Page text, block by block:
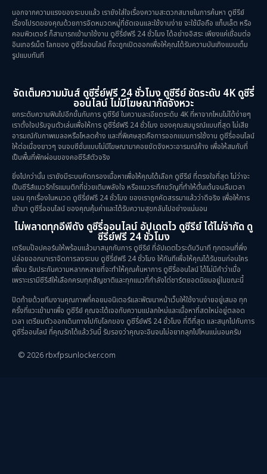
Psychological จิตวิทยา (28)
Revenge
Romance โรแมนติก
Sci-Fi วิทยาศาสตร์ (5)
Science (1)
Social Issues สังคม (25)
Spy (3)
Supernatural เหนือธรรมชาติ (49)
survival เอาตัวรอด (23)
Thriller ระทึกขวัญ (84)
Uncategorized (1)
War สงคราม
นอกจากความแรงของระบบแล้ว เรายังใส่ใจเรื่องความสะดวกสบายในการค้นหา ดูซีรีย์
เรื่องโปรดของคุณด้วยการจัดหมวดหมู่ที่ชัดเจนและใช้งานง่าย จะใช้มือถือ แท็บเล็ต หรือ
คอมพิวเตอร์ ก็สามารถเข้ามาใช้งาน ดูซีรี่ย์ฟรี 24 ชั่วโมง ได้อย่างอิสระ เพียงแค่เชื่อมต่อ
อินเทอร์เน็ต โลกของ ดูซีรี่ออนไลน์ ก็จะถูกเปิดออกเพื่อให้คุณได้รับความบันเทิงแบบเต็ม
รูปแบบทันที
จัดเต็มความมันส์ ดูซีรี่ย์ฟรี 24 ชั่วโมง ดูซีรีย์ ชัดระดับ 4K ดูซีรี่
ออนไลน์ ไม่มีโฆษณากัดจังหวะ
ยกระดับความฟินไปอีกขั้นกับการ ดูซีรีย์ ในความละเอียดระดับ 4K ที่หาจากไหนไม่ได้ง่ายๆ
เราตั้งใจปรับจูนตัวเล่นเพื่อให้การ ดูซีรี่ย์ฟรี 24 ชั่วโมง ของคุณสมบูรณ์แบบที่สุด ไม่เสีย
อารมณ์กับภาพเบลอหรือโหลดค้าง และที่พิเศษสุดคือการออกแบบการใช้งาน ดูซีรี่ออนไลน์
ให้ต่อเนื่องยาวๆ จนจบซีซั่นแบบไม่มีโฆษณามาคอยขัดจังหวะอารมณ์ค้าง เพื่อให้สมกับที่
เป็นพื้นที่พักผ่อนของคอซีรีส์ตัวจริง
ยิ่งไปกว่านั้น เรายังมีระบบคัดกรองเนื้อหาเพื่อให้คุณได้เลือก ดูซีรีย์ ที่ตรงใจที่สุด ไม่ว่าจะ
เป็นซีรีส์แนวรักโรแมนติกที่ช่วยเติมพลังใจ หรือแนวระทึกขวัญที่ทำให้ตื่นเต้นจนลืมเวลา
นอน ทุกเรื่องในหมวด ดูซีรี่ย์ฟรี 24 ชั่วโมง ของเราถูกคัดสรรมาแล้วว่าดีจริง เพื่อให้การ
เข้ามา ดูซีรี่ออนไลน์ ของคุณคุ้มค่าและได้รับความสุขกลับไปอย่างแน่นอน
ไม่พลาดทุกอีพีดัง ดูซีรี่ออนไลน์ อัปเดตไว ดูซีรีย์ ได้ไม่จำกัด ดู
ซีรี่ย์ฟรี 24 ชั่วโมง
เตรียมป๊อปคอร์นให้พร้อมแล้วมาสนุกกับการ ดูซีรีย์ ที่อัปเดตไวระดับวินาที ทุกตอนที่พึ่ง
ปล่อยออกมาเราจัดการลงระบบ ดูซีรี่ย์ฟรี 24 ชั่วโมง ให้ทันทีเพื่อให้คุณได้รับชมก่อนใคร
เพื่อน รับประกันความหลากหลายที่จะทำให้คุณค้นหาการ ดูซีรี่ออนไลน์ ได้ไม่มีคำว่าเบื่อ
เพราะเรามีซีรีส์ให้เลือกครบทุกสัญชาติและทุกแนวที่กำลังไต่ชาร์ตยอดนิยมอยู่ในขณะนี้
ปิดท้ายด้วยทีมงานคุณภาพที่คอยมอนิเตอร์และพัฒนาหน้าเว็บให้ใช้งานง่ายอยู่เสมอ ทุก
ครั้งที่แวะเข้ามาเพื่อ ดูซีรีย์ คุณจะได้เจอกับความแปลกใหม่และเนื้อหาที่สดใหม่อยู่ตลอด
เวลา เตรียมตัวออกเดินทางไปกับโลกของ ดูซีรี่ย์ฟรี 24 ชั่วโมง ที่ดีที่สุด และสนุกไปกับการ
ดูซีรี่ออนไลน์ ที่คุณรักได้แล้ววันนี้ รับรองว่าคุณจะอินจนไม่อยากลุกไปไหนแน่นอนครับ
© 2026 rbxfpsunlocker.com